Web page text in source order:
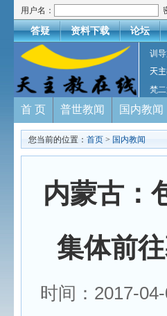
用户名：
答疑 资料下载 论坛
训
天
梵
首 页 普世教闻 国内教闻
您当前的位置： 首页 > 国内教闻
内蒙古：
集体前
时间：2017-